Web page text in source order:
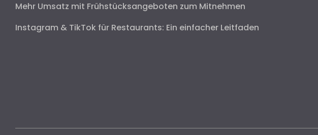
Mehr Umsatz mit Frühstücksangeboten zum Mitnehmen
Instagram & TikTok für Restaurants: Ein einfacher Leitfaden